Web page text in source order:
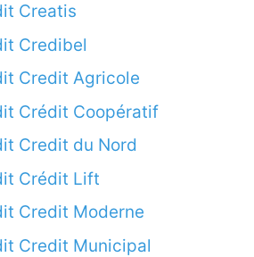
Creatis
Credibel
Credit Agricole
Crédit Coopératif
Credit du Nord
Crédit Lift
Credit Moderne
Credit Municipal